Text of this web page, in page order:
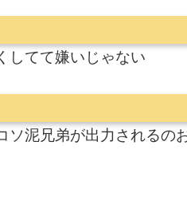
してて嫌いじゃない
ソ泥兄弟が出力されるの